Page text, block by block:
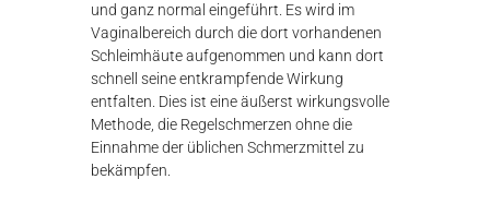
und ganz normal eingeführt. Es wird im
Vaginalbereich durch die dort vorhandenen
Schleimhäute aufgenommen und kann dort
schnell seine entkrampfende Wirkung
entfalten. Dies ist eine äußerst wirkungsvolle
Methode, die Regelschmerzen ohne die
Einnahme der üblichen Schmerzmittel zu
bekämpfen.